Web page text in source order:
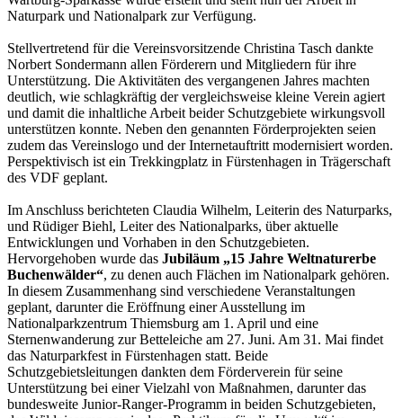
Naturpark und Nationalpark zur Verfügung.
Stellvertretend für die Vereinsvorsitzende Christina Tasch dankte
Norbert Sondermann allen Förderern und Mitgliedern für ihre
Unterstützung. Die Aktivitäten des vergangenen Jahres machten
deutlich, wie schlagkräftig der vergleichsweise kleine Verein agiert
und damit die inhaltliche Arbeit beider Schutzgebiete wirkungsvoll
unterstützen konnte. Neben den genannten Förderprojekten seien
zudem das Vereinslogo und der Internetauftritt modernisiert worden.
Perspektivisch ist ein Trekkingplatz in Fürstenhagen in Trägerschaft
des VDF geplant.
Im Anschluss berichteten Claudia Wilhelm, Leiterin des Naturparks,
und Rüdiger Biehl, Leiter des Nationalparks, über aktuelle
Entwicklungen und Vorhaben in den Schutzgebieten.
Hervorgehoben wurde das Jubiläum „15 Jahre Weltnaturerbe
Buchenwälder“, zu denen auch Flächen im Nationalpark gehören.
In diesem Zusammenhang sind verschiedene Veranstaltungen
geplant, darunter die Eröffnung einer Ausstellung im
Nationalparkzentrum Thiemsburg am 1. April und eine
Sternenwanderung zur Betteleiche am 27. Juni. Am 31. Mai findet
das Naturparkfest in Fürstenhagen statt. Beide
Schutzgebietsleitungen dankten dem Förderverein für seine
Unterstützung bei einer Vielzahl von Maßnahmen, darunter das
bundesweite Junior-Ranger-Programm in beiden Schutzgebieten,